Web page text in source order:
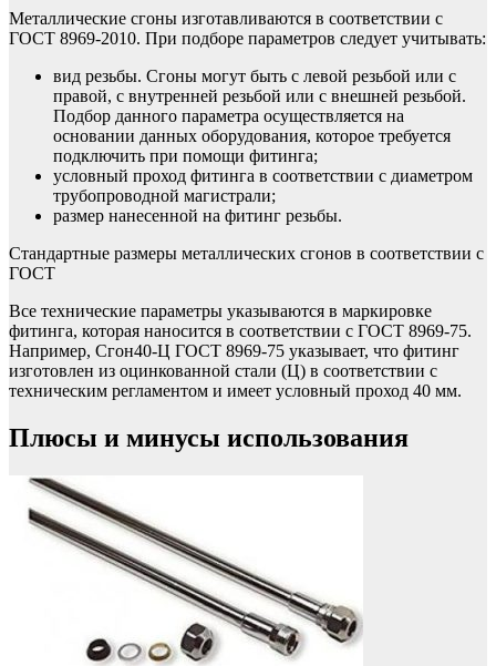
Металлические сгоны изготавливаются в соответствии с
ГОСТ 8969-2010. При подборе параметров следует учитывать:
вид резьбы. Сгоны могут быть с левой резьбой или с
правой, с внутренней резьбой или с внешней резьбой.
Подбор данного параметра осуществляется на
основании данных оборудования, которое требуется
подключить при помощи фитинга;
условный проход фитинга в соответствии с диаметром
трубопроводной магистрали;
размер нанесенной на фитинг резьбы.
Стандартные размеры металлических сгонов в соответствии с
ГОСТ
Все технические параметры указываются в маркировке
фитинга, которая наносится в соответствии с ГОСТ 8969-75.
Например, Сгон40-Ц ГОСТ 8969-75 указывает, что фитинг
изготовлен из оцинкованной стали (Ц) в соответствии с
техническим регламентом и имеет условный проход 40 мм.
Плюсы и минусы использования